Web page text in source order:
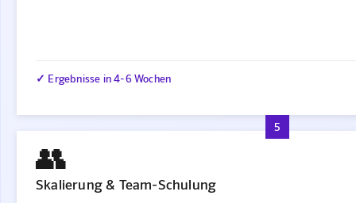
✓ Ergebnisse in 4-6 Wochen
5
👥
Skalierung & Team-Schulung